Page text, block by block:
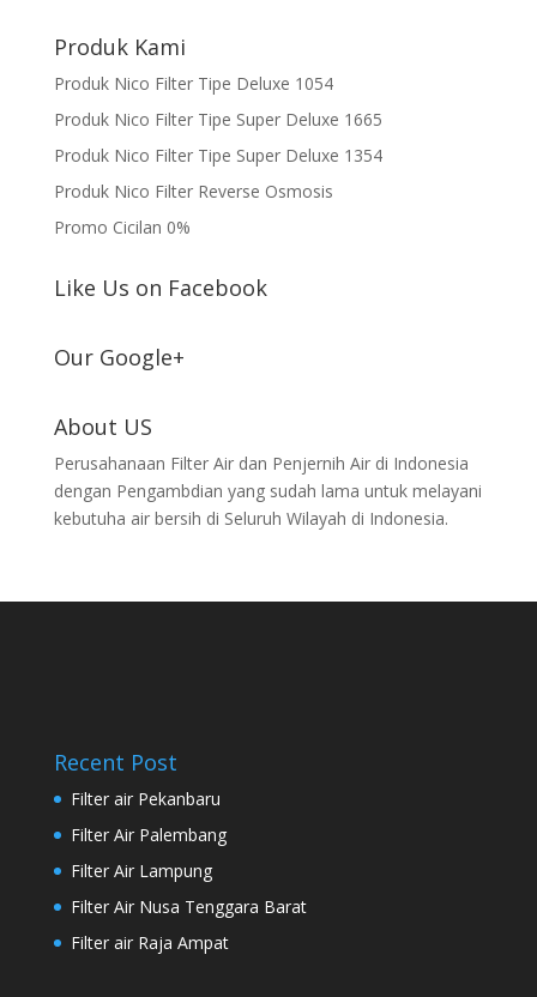
Produk Kami
Produk Nico Filter Tipe Deluxe 1054
Produk Nico Filter Tipe Super Deluxe 1665
Produk Nico Filter Tipe Super Deluxe 1354
Produk Nico Filter Reverse Osmosis
Promo Cicilan 0%
Like Us on Facebook
Our Google+
About US
Perusahanaan Filter Air dan Penjernih Air di Indonesia
dengan Pengambdian yang sudah lama untuk melayani
kebutuha air bersih di Seluruh Wilayah di Indonesia.
Recent Post
Filter air Pekanbaru
Filter Air Palembang
Filter Air Lampung
Filter Air Nusa Tenggara Barat
Filter air Raja Ampat